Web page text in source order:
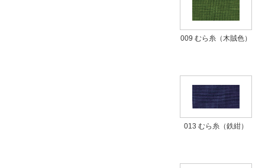
009 むら糸（木賊色）
013 むら糸（鉄紺）